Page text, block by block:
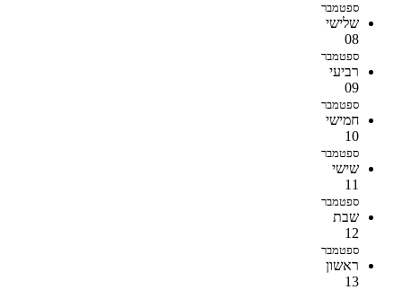
ספטמבר
שלישי
08
ספטמבר
רביעי
09
ספטמבר
חמישי
10
ספטמבר
שישי
11
ספטמבר
שבת
12
ספטמבר
ראשון
13